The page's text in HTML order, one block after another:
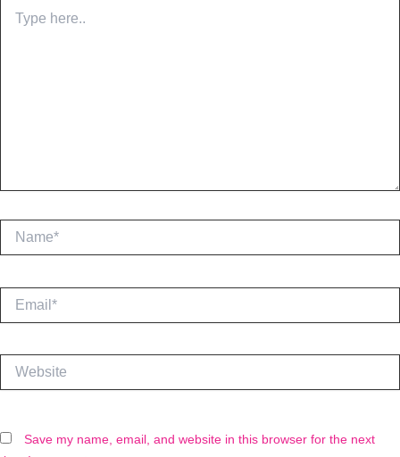
here..
Name*
Website
Save my name, email, and website in this browser for the next